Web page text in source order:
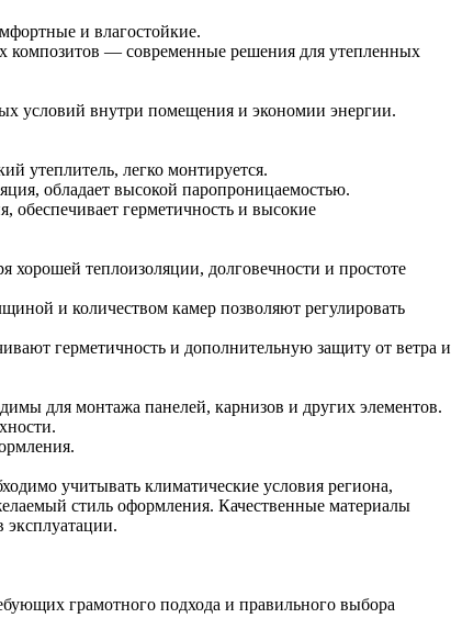
и влагостойкие.
композитов — современные решения для утепленных
условий внутри помещения и экономии энергии.
утеплитель, легко монтируется.
обладает высокой паропроницаемостью.
герметичность и высокие
теплоизоляции, долговечности и простоте
и количеством камер позволяют регулировать
герметичность и дополнительную защиту от ветра и
для монтажа панелей, карнизов и других элементов.
учитывать климатические условия региона,
стиль оформления. Качественные материалы
эксплуатации.
грамотного подхода и правильного выбора